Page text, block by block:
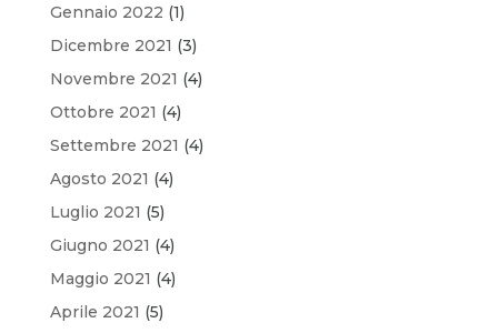
Gennaio 2022 (1)
Dicembre 2021 (3)
Novembre 2021 (4)
Ottobre 2021 (4)
Settembre 2021 (4)
Agosto 2021 (4)
Luglio 2021 (5)
Giugno 2021 (4)
Maggio 2021 (4)
Aprile 2021 (5)